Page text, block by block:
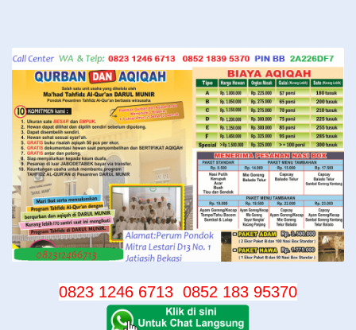
konten
0823 1246 6713 0852 183 95370